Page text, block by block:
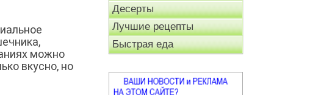
можно
вкусно, но
Десерты
Лучшие рецепты
Быстрая еда